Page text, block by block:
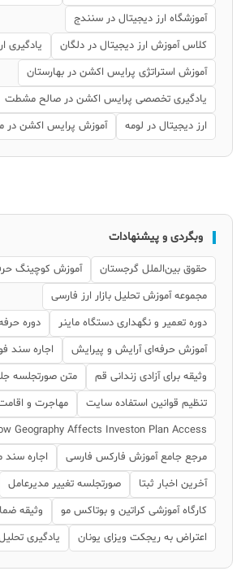
آموزشگاه ارز دیجیتال در سنندج
کلاس آموزش ارز دیجیتال در دلگان
یادگیری
آموزش استراتژی پرایس اکشن در بهارستان
یادگیری تخصصی پرایس اکشن در صالح مشطت
ارز دیجیتال در لومه
آموزش پرایس اکشن در
وبگردی و پیشنهادات
حقوق بین‌الملل گرجستان
آموزش کوچینگ
مجموعه آموزش تحلیل بازار ارز فارسی
دوره تعمیر و نگهداری دستگاه ماینر
دوره
آموزش حرفه‌ای آرایش و پیرایش
اجاره سند
وثیقه برای آزادی زندانی قم
متن صورتجلسه
تنظیم قوانین استفاده سایت
مهاجرت و اقامت
Geography Affects Investon Plan Access
مرجع جامع آموزش فارکس فارسی
اجاره سند
آخرین اخبار ثبتا
صورتجلسه تغییر مدیرعامل
کارگاه آموزشی کراتین و بوتاکس مو
وثیقه
اعتراض به ریجکت ویزای یونان
یادگیری